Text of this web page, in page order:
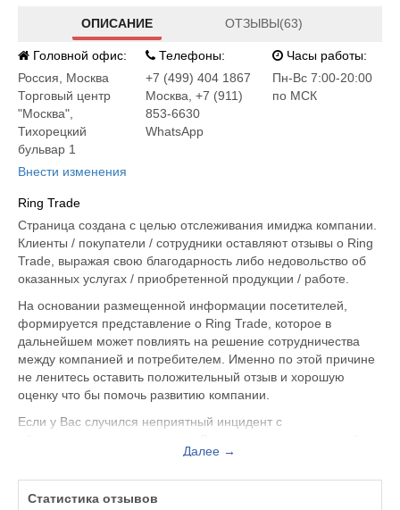
ОПИСАНИЕ ОТЗЫВЫ(63)
Головной офис:
Россия
Москва
Торговый центр
"Москва",
Тихорецкий
бульвар 1
Внести изменения
Телефоны:
+7 (499) 404 1867
Москва, +7 (911)
853-6630
WhatsApp
Часы работы:
Пн-Вс 7:00-20:00
по МСК
Ring Trade
Страница создана с целью отслеживания имиджа компании.
Клиенты / покупатели / сотрудники оставляют отзывы о Ring
Trade, выражая свою благодарность либо недовольство об
оказанных услугах / приобретенной продукции / работе.
На основании размещенной информации посетителей,
формируется представление о Ring Trade, которое в
дальнейшем может повлиять на решение сотрудничества
между компанией и потребителем. Именно по этой причине
не ленитесь оставить положительный отзыв и хорошую
оценку что бы помочь развитию компании.
Если у Вас случился неприятный инцидент с
не только на официальном сайте ringtrade.ru, но и здесь.
меры по улучшению качества предоставляемых услуг.
Далее →
Статистика отзывов